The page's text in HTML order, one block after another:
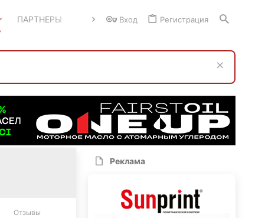
ПАРТНЕРЫ Вход Регистрация
Отзывы
Реклама